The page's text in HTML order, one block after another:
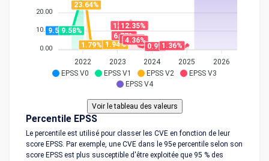
EPSS V0 EPSS V1 EPSS V2
EPSS V3
EPSS V4
20.00
10.00
0.00
9.58%9.58%
23.64%
1.79% 1.94%
6.77%
12.35%
5.01%
12.35%
4.36%
0.9%1.36%
2022 2023 2024 2025 2026
Percentile EPSS
Le percentile est utilisé pour classer les CVE en fonction de leur
score EPSS. Par exemple, une CVE dans le 95e percentile selon son
score EPSS est plus susceptible d'être exploitée que 95 % des